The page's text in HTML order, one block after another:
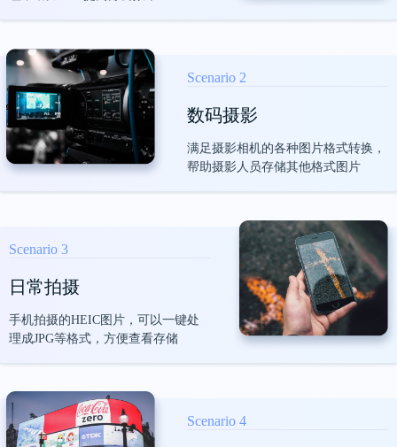
Scenario 2
数码摄影
满足摄影相机的各种图片格式转换，
帮助摄影人员存储其他格式图片
Scenario 3
日常拍摄
手机拍摄的HEIC图片，可以一键处
理成JPG等格式，方便查看存储
Scenario 4
多文件同时处理，能省好多时间！
半步
在同款压缩软件中，第一眼就看中了这个，
没别的，主要是界面比较好看，后面用起来
惊奇脆片